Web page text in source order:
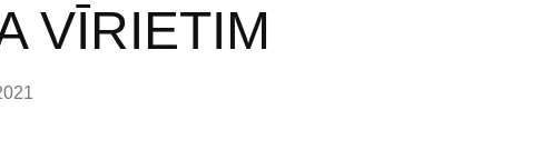
VĪRIETIM